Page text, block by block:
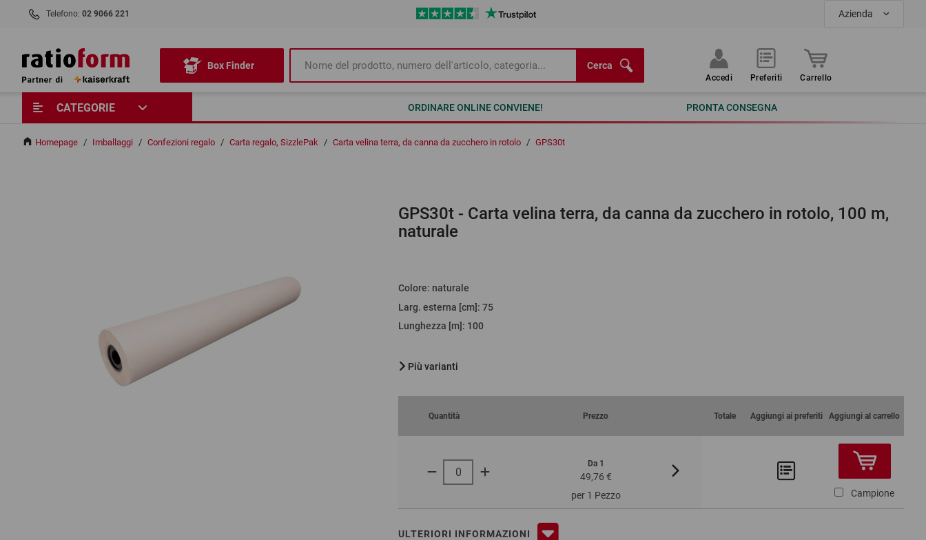
Telefono: 02 9066 221 Azienda
Box Finder Cerca
Accedi Preferiti Carrello
CATEGORIE ORDINARE ONLINE CONVIENE! PRONTA CONSEGNA
Homepage / Imballaggi / Confezioni regalo / Carta regalo, SizzlePak / Carta velina terra, da canna da zucchero in rotolo / GPS30t
GPS30t - Carta velina terra, da canna da zucchero in rotolo, 100 m,
naturale
Colore: naturale
Larg. esterna [cm] : 75
Lunghezza [m] : 100
Più varianti
Quantità Prezzo Totale Aggiungi ai preferiti Aggiungi al carrello
Da 1
49,76 €
Da 5
37,81 €
per 1 Pezzo Campione
ULTERIORI INFORMAZIONI